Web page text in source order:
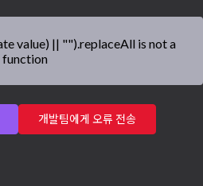
value) || "").replaceAll is not a
function
개발팀에게 오류 전송